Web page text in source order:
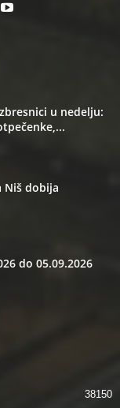
u nedelju:
Niš dobija
do 05.09.2026
38150